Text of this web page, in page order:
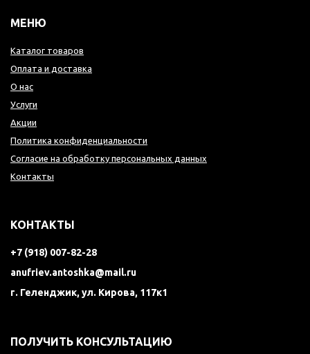
МЕНЮ
Каталог товаров
Оплата и доставка
О нас
Услуги
Акции
Политика конфиденциальности
Согласие на обработку персональных данных
Контакты
КОНТАКТЫ
+7 (918) 007-82-28
anufriev.antoshka@mail.ru
г. Геленджик, ул. Кирова, 117к1
ПОЛУЧИТЬ КОНСУЛЬТАЦИЮ